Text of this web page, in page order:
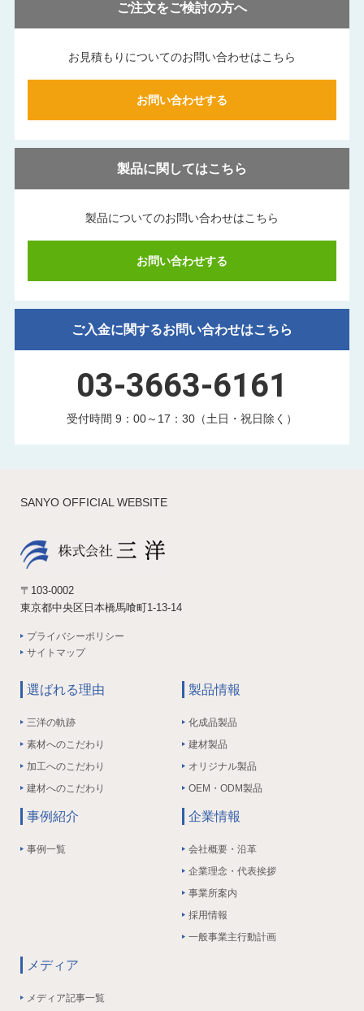
ご注文をご検討の方へ
お見積もりについてのお問い合わせはこちら
お問い合わせする
製品に関してはこちら
製品についてのお問い合わせはこちら
お問い合わせする
ご入金に関するお問い合わせはこちら
03-3663-6161
受付時間 9：00～17：30（土日・祝日除く）
SANYO OFFICIAL WEBSITE
〒103-0002
東京都中央区日本橋馬喰町1-13-14
プライバシーポリシー
サイトマップ
選ばれる理由
三洋の軌跡
素材へのこだわり
加工へのこだわり
建材へのこだわり
製品情報
化成品製品
建材製品
オリジナル製品
OEM・ODM製品
事例紹介
事例一覧
企業情報
会社概要・沿革
企業理念・代表挨拶
事業所案内
採用情報
一般事業主行動計画
メディア
メディア記事一覧